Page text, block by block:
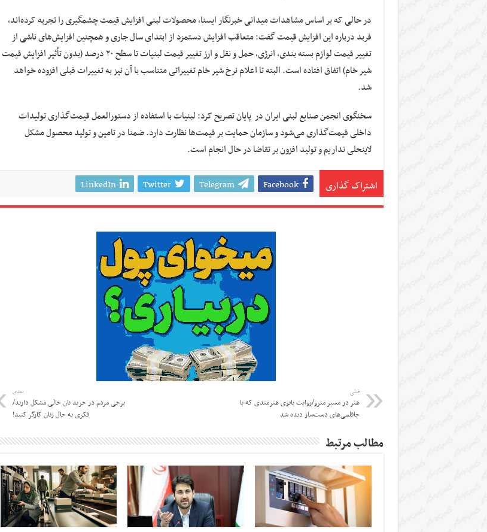
در حالی که بر اساس مشاهدات میدانی خبرنگار ایسنا، محصولات لبنی افزایش قیمت چشمگیری را تجربه کرده‌اند،
فربد درباره این افزایش قیمت گفت: متعاقب افزایش دستمزد از ابتدای سال جاری و همچنین افزایش‌های ناشی از
تغییر قیمت لوازم بسته بندی، انرژی، حمل و نقل و ارز تغییر قیمت لبنیات تا سطح ۲۰ درصد (بدون تأثیر افزایش قیمت
شیر خام) اتفاق افتاده است. البته تا اعلام نرخ شیر خام تغییراتی متناسب با آن نیز به تغییرات قبلی افزوده خواهد
شد.
سخنگوی انجمن صنایع لبنی ایران در پایان تصریح کرد: لبنیات با استفاده از دستورالعمل قیمت‌گذاری تولیدات
داخلی قیمت‌گذاری می‌شود و سازمان حمایت بر قیمت‌ها نظارت دارد. ضمنا در تامین و تولید محصول مشکل
لاینحلی نداریم و تولید افزون بر تقاضا در حال انجام است.
اشتراک گذاری Facebook
Telegram
Twitter
LinkedIn
قبلی
هنر در مسیر مترو/روایت بانوی هنرمندی که با
جاقلمی‌های دست‌ساز دیده شد
بعدی
برخی مردم در خرید نان خالی مشکل دارند/
فکری به حال زنان کارگر کنید!
مطالب مرتبط